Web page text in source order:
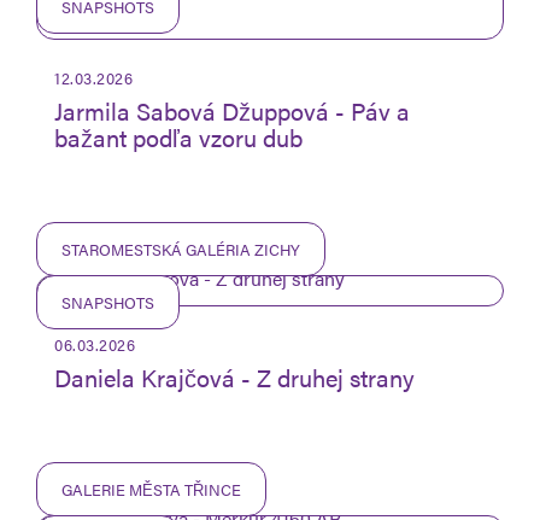
SNAPSHOTS
12.03.2026
Jarmila Sabová Džuppová - Páv a
bažant podľa vzoru dub
STAROMESTSKÁ GALÉRIA ZICHY
SNAPSHOTS
06.03.2026
Daniela Krajčová - Z druhej strany
GALERIE MĚSTA TŘINCE